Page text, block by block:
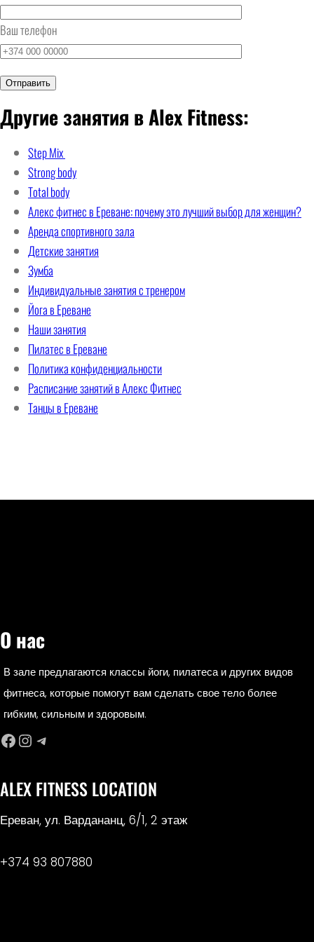
Ваш телефон
Другие занятия в Alex Fitness:
Step Mix
Strong body
Total body
Алекс фитнес в Ереване: почему это лучший выбор для женщин?
Аренда спортивного зала
Детские занятия
Зумба
Индивидуальные занятия с тренером
Йога в Ереване
Наши занятия
Пилатес в Ереване
Политика конфиденциальности
Расписание занятий в Алекс Фитнес
Танцы в Ереване
О нас
В зале предлагаются классы йоги, пилатеса и других видов
фитнеса, которые помогут вам сделать свое тело более
гибким, сильным и здоровым.
Facebook Instagram Telegram
ALEX FITNESS LOCATION
Ереван, ул. Вардананц, 6/1, 2 этаж
+374 93 807880